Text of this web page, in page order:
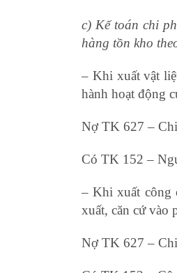
c) Kế toán chi
hàng tồn kho
– Khi xuất vật
hành hoạt động
Nợ TK 627 –
Có TK 152 –
– Khi xuất công
xuất, căn cứ vào
Nợ TK 627 –